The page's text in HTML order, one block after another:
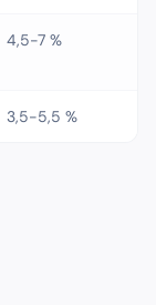
4,5-7 %
3,5-5,5 %